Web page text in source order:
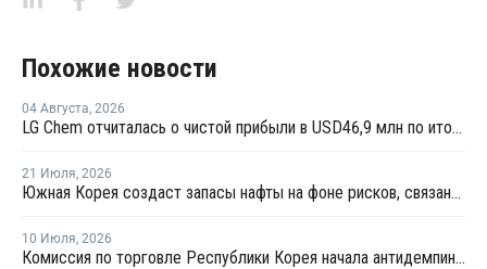
Похожие новости
04 Августа, 2026
LG Chem отчиталась о чистой прибыли в USD46,9 млн по итогам второго квартала 2026 года
21 Июля, 2026
Южная Корея создаст запасы нафты на фоне рисков, связанных с поставками с Ближнего Востока
10 Июля, 2026
Комиссия по торговле Республики Корея начала антидемпинговое расследование в отношении китайского ПВХ-С